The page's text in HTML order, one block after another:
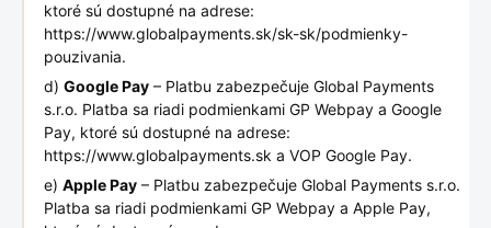
ktoré sú dostupné na adrese:
https://www.globalpayments.sk/sk-sk/podmienky-
pouzivania.
d) Google Pay – Platbu zabezpečuje Global Payments
s.r.o. Platba sa riadi podmienkami GP Webpay a Google
Pay, ktoré sú dostupné na adrese:
https://www.globalpayments.sk a VOP Google Pay.
e) Apple Pay – Platbu zabezpečuje Global Payments s.r.o.
Platba sa riadi podmienkami GP Webpay a Apple Pay,